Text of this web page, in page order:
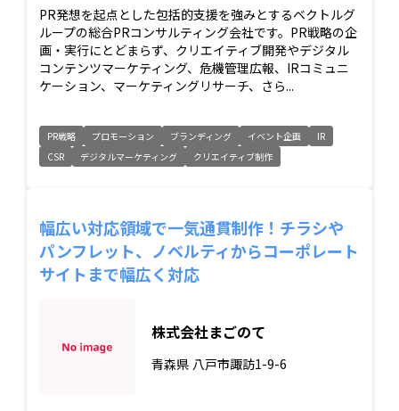
PR発想を起点とした包括的支援を強みとするベクトルグ
ループの総合PRコンサルティング会社です。PR戦略の企
画・実行にとどまらず、クリエイティブ開発やデジタル
コンテンツマーケティング、危機管理広報、IRコミュニ
ケーション、マーケティングリサーチ、さら...
PR戦略 プロモーション ブランディング イベント企画
IR
CSR
デジタルマーケティング クリエイティブ制作
幅広い対応領域で一気通貫制作！チラシや
パンフレット、ノベルティからコーポレート
サイトまで幅広く対応
株式会社まごのて
青森県 八戸市諏訪1-9-6